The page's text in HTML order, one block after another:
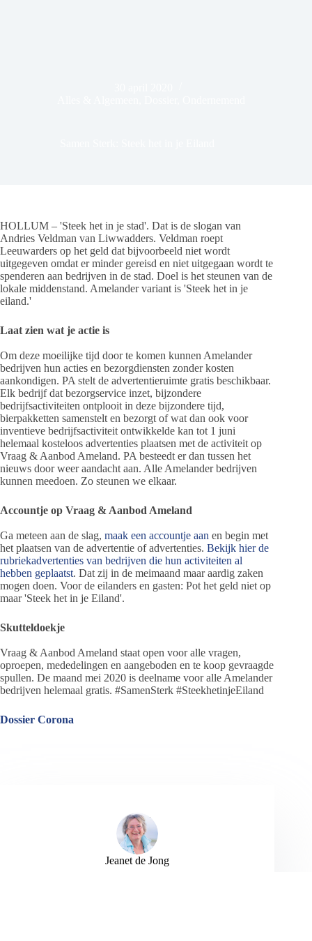
HOLLUM – 'Steek het in je stad'. Dat is de slogan van
Andries Veldman van Liwwadders. Veldman roept
Leeuwarders op het geld dat bijvoorbeeld niet wordt
uitgegeven omdat er minder gereisd en niet uitgegaan wordt te
spenderen aan bedrijven in de stad. Doel is het steunen van de
lokale middenstand. Amelander variant is 'Steek het in je
eiland.'
Laat zien wat je actie is
Om deze moeilijke tijd door te komen kunnen Amelander
bedrijven hun acties en bezorgdiensten zonder kosten
aankondigen. PA stelt de advertentieruimte gratis beschikbaar.
Elk bedrijf dat bezorgservice inzet, bijzondere
bedrijfsactiviteiten ontplooit in deze bijzondere tijd,
bierpakketten samenstelt en bezorgt of wat dan ook voor
inventieve bedrijfsactiviteit ontwikkelde kan tot 1 juni
helemaal kosteloos advertenties plaatsen met de activiteit op
Vraag & Aanbod Ameland. PA besteedt er dan tussen het
nieuws door weer aandacht aan. Alle Amelander bedrijven
kunnen meedoen. Zo steunen we elkaar.
Accountje op Vraag & Aanbod Ameland
Ga meteen aan de slag, maak een accountje aan en begin met
het plaatsen van de advertentie of advertenties. Bekijk hier de
rubriekadvertenties van bedrijven die hun activiteiten al
hebben geplaatst. Dat zij in de meimaand maar aardig zaken
mogen doen. Voor de eilanders en gasten: Pot het geld niet op
maar 'Steek het in je Eiland'.
Skutteldoekje
Vraag & Aanbod Ameland staat open voor alle vragen,
oproepen, mededelingen en aangeboden en te koop gevraagde
spullen. De maand mei 2020 is deelname voor alle Amelander
bedrijven helemaal gratis. #SamenSterk #SteekhetinjeEiland
Dossier Corona
Jeanet de Jong